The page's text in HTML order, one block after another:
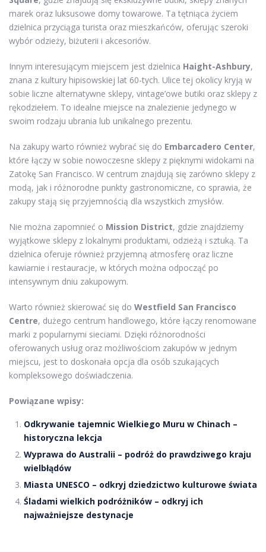
marek oraz luksusowe domy towarowe. Ta tętniąca życiem
dzielnica przyciąga turista oraz mieszkańców, oferując szeroki
wybór odzieży, biżuterii i akcesoriów.
Innym interesującym miejscem jest dzielnica Haight-Ashbury,
znana z kultury hipisowskiej lat 60-tych. Ulice tej okolicy kryją w
sobie liczne alternatywne sklepy, vintage’owe butiki oraz sklepy z
rękodziełem. To idealne miejsce na znalezienie jedynego w
swoim rodzaju ubrania lub unikalnego prezentu.
Na zakupy warto również wybrać się do Embarcadero Center,
które łączy w sobie nowoczesne sklepy z pięknymi widokami na
Zatokę San Francisco. W centrum znajdują się zarówno sklepy z
modą, jak i różnorodne punkty gastronomiczne, co sprawia, że
zakupy stają się przyjemnością dla wszystkich zmysłów.
Nie można zapomnieć o Mission District, gdzie znajdziemy
wyjątkowe sklepy z lokalnymi produktami, odzieżą i sztuką. Ta
dzielnica oferuje również przyjemną atmosferę oraz liczne
kawiarnie i restauracje, w których można odpocząć po
intensywnym dniu zakupowym.
Warto również skierować się do Westfield San Francisco
Centre, dużego centrum handlowego, które łączy renomowane
marki z popularnymi sieciami. Dzięki różnorodności
oferowanych usług oraz możliwościom zakupów w jednym
miejscu, jest to doskonała opcja dla osób szukających
kompleksowego doświadczenia.
Powiązane wpisy:
Odkrywanie tajemnic Wielkiego Muru w Chinach –
historyczna lekcja
Wyprawa do Australii – podróż do prawdziwego kraju
wielbłądów
Miasta UNESCO – odkryj dziedzictwo kulturowe świata
Śladami wielkich podróżników – odkryj ich
najważniejsze destynacje